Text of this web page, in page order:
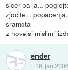
sicer pa ja...
zjocite...
sramota
z novejsi mislim
ender
:: 16. jan